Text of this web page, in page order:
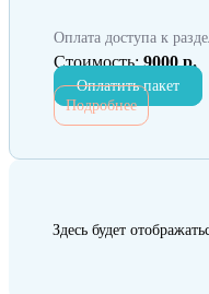
Оплата доступа к
Стоимость: 9000 р.
Оплатить пакет
Подробнее
Здесь будет